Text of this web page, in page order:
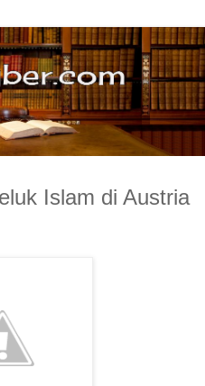
Islam di Austria